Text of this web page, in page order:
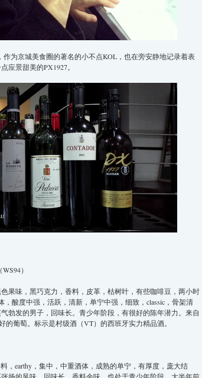
为京城美食圈的著名的小不点KOL，也在旁安静地记录着表
应景甜美的PX1927。
）
果味，黑巧克力，香料，皮革，枯树叶，有些咖啡豆，两小时
，酸度中强，活跃，清新，单宁中强，细致，classic，骨架清
勃发的男子，回味长。青少年阶段，有很好的陈年潜力。来自
的葡萄。标示是村级酒（VT）的西班牙实力精品酒。
，earthy，集中，中重酒体，成熟的单宁，有厚度，庞大结
扬的风味，回味长，香料余味。也处于青少年阶段。大半年前